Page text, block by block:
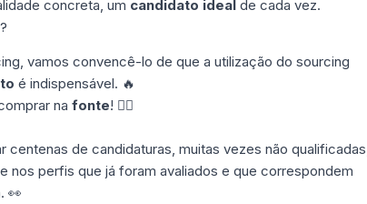
concreta, um candidato idealde cada vez.
vamos convencê-lo de que a utilização do sourcing
é indispensável. 🔥
na fonte! 👇🏼
centenas de candidaturas, muitas vezes não qualificadas,
nos perfis que já foram avaliados e que correspondem
👀